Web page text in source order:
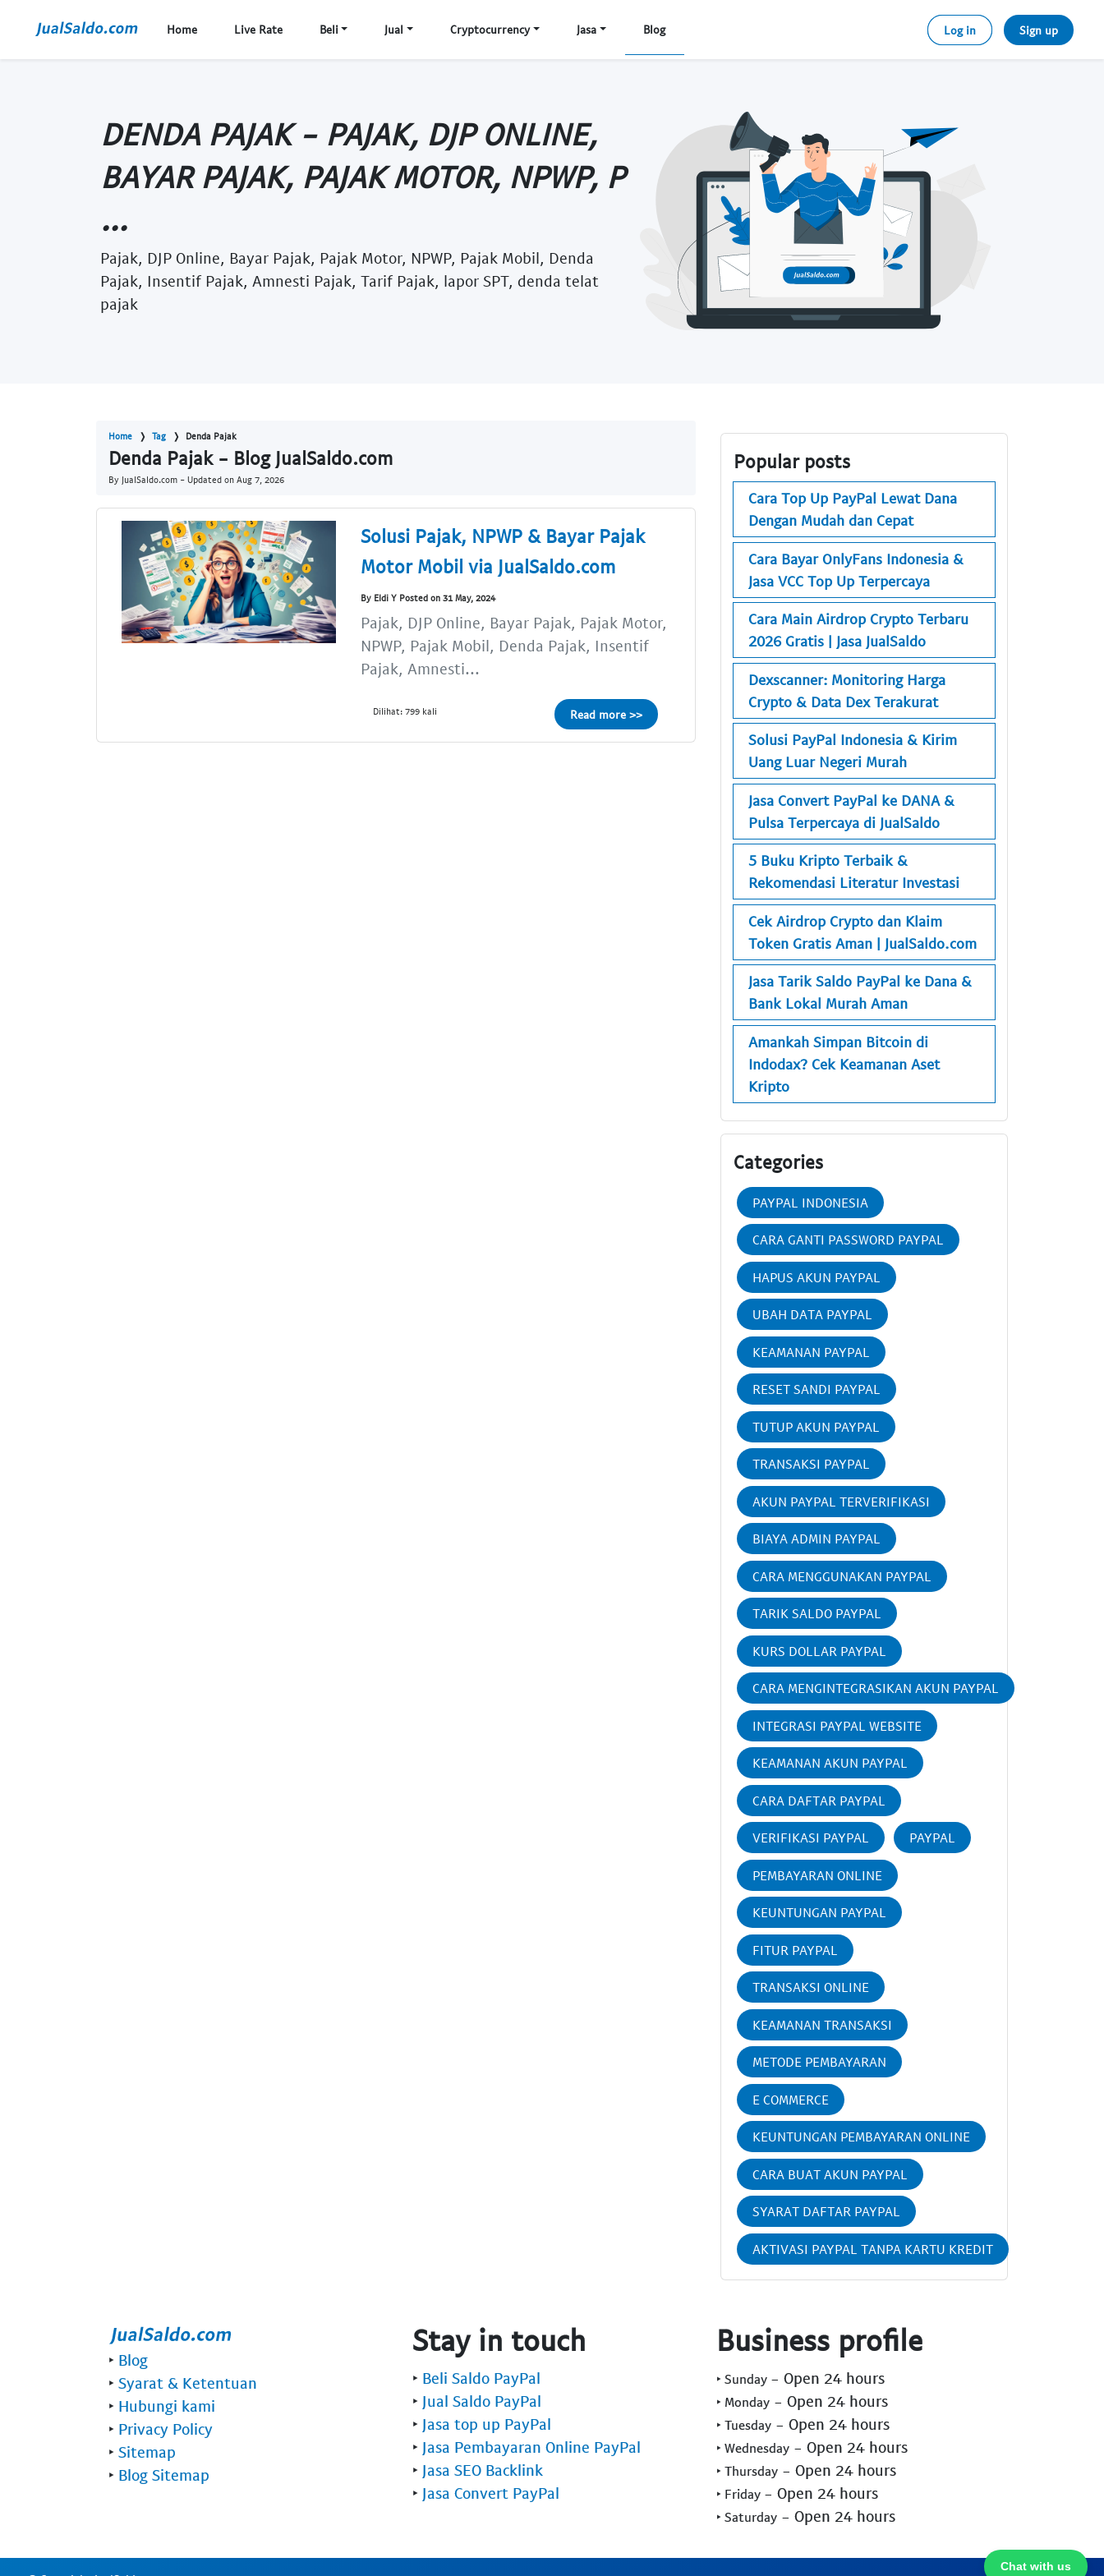
Home Live Rate Beli Jual Cryptocurrency Jasa Blog Log in Sign up
DENDA PAJAK - PAJAK, DJP ONLINE,
BAYAR PAJAK, PAJAK MOTOR, NPWP, P
...
Pajak, DJP Online, Bayar Pajak, Pajak Motor, NPWP, Pajak Mobil, Denda
Pajak, Insentif Pajak, Amnesti Pajak, Tarif Pajak, lapor SPT, denda telat
pajak
Home Tag Denda Pajak
Denda Pajak - Blog JualSaldo.com
By JualSaldo.com - Updated on Aug 7, 2026
Solusi Pajak, NPWP & Bayar Pajak
Motor Mobil via JualSaldo.com
By Eldi Y Posted on 31 May, 2024
Pajak, DJP Online, Bayar Pajak, Pajak Motor,
NPWP, Pajak Mobil, Denda Pajak, Insentif
Pajak, Amnesti...
Dilihat: 799 kali Read more >>
Popular posts
Cara Top Up PayPal Lewat Dana
Dengan Mudah dan Cepat
Cara Bayar OnlyFans Indonesia &
Jasa VCC Top Up Terpercaya
Cara Main Airdrop Crypto Terbaru
2026 Gratis | Jasa JualSaldo
Dexscanner: Monitoring Harga
Crypto & Data Dex Terakurat
Solusi PayPal Indonesia & Kirim
Uang Luar Negeri Murah
Jasa Convert PayPal ke DANA &
Pulsa Terpercaya di JualSaldo
5 Buku Kripto Terbaik &
Rekomendasi Literatur Investasi
Cek Airdrop Crypto dan Klaim
Token Gratis Aman | JualSaldo.com
Jasa Tarik Saldo PayPal ke Dana &
Bank Lokal Murah Aman
Amankah Simpan Bitcoin di
Indodax? Cek Keamanan Aset
Kripto
Categories
PAYPAL INDONESIA
CARA GANTI PASSWORD PAYPAL
HAPUS AKUN PAYPAL
UBAH DATA PAYPAL
KEAMANAN PAYPAL
RESET SANDI PAYPAL
TUTUP AKUN PAYPAL
TRANSAKSI PAYPAL
AKUN PAYPAL TERVERIFIKASI
BIAYA ADMIN PAYPAL
CARA MENGGUNAKAN PAYPAL
TARIK SALDO PAYPAL
KURS DOLLAR PAYPAL
CARA MENGINTEGRASIKAN AKUN PAYPAL
INTEGRASI PAYPAL WEBSITE
KEAMANAN AKUN PAYPAL
CARA DAFTAR PAYPAL
VERIFIKASI PAYPAL PAYPAL
PEMBAYARAN ONLINE
KEUNTUNGAN PAYPAL
FITUR PAYPAL
TRANSAKSI ONLINE
KEAMANAN TRANSAKSI
METODE PEMBAYARAN
E COMMERCE
KEUNTUNGAN PEMBAYARAN ONLINE
CARA BUAT AKUN PAYPAL
SYARAT DAFTAR PAYPAL
AKTIVASI PAYPAL TANPA KARTU KREDIT
Chat with us
‣ Blog
‣ Syarat & Ketentuan
‣ Hubungi kami
‣ Privacy Policy
‣ Sitemap
‣ Blog Sitemap
Stay in touch
‣ Beli Saldo PayPal
‣ Jual Saldo PayPal
‣ Jasa top up PayPal
‣ Jasa Pembayaran Online PayPal
‣ Jasa SEO Backlink
‣ Jasa Convert PayPal
Business profile
‣ Sunday - Open 24 hours
‣ Monday - Open 24 hours
‣ Tuesday - Open 24 hours
‣ Wednesday - Open 24 hours
‣ Thursday - Open 24 hours
‣ Friday - Open 24 hours
‣ Saturday - Open 24 hours